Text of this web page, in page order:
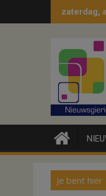
naar
zaterdag,
Je bent hier